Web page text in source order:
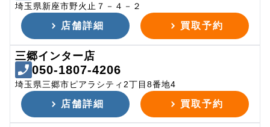
埼玉県新座市野火止７－４－２
店舗詳細 買取予約
三郷インター店
050-1807-4206
埼玉県三郷市ピアラシティ2丁目8番地4
店舗詳細 買取予約